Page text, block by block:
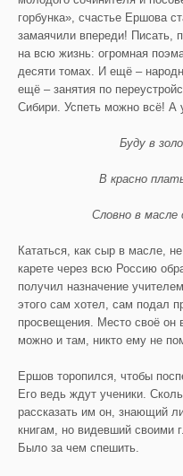
горбунка», счастье Ершова
замаячили впереди! Писать,
на всю жизнь: огромная
десяти томах. И ещё –
ещё – занятия по
Сибири. Успеть можно всё!
Буду в
В красно
Словно в
Кататься, как сыр в масле,
карете через всю Россию
получил назначение
этого сам хотел, сам подал
просвещения. Место своё он
можно и там, никто ему не
Ершов торопился, чтобы
Его ведь ждут ученики.
рассказать им он, знающий
книгам, но видевший своими
Было за чем спешить.